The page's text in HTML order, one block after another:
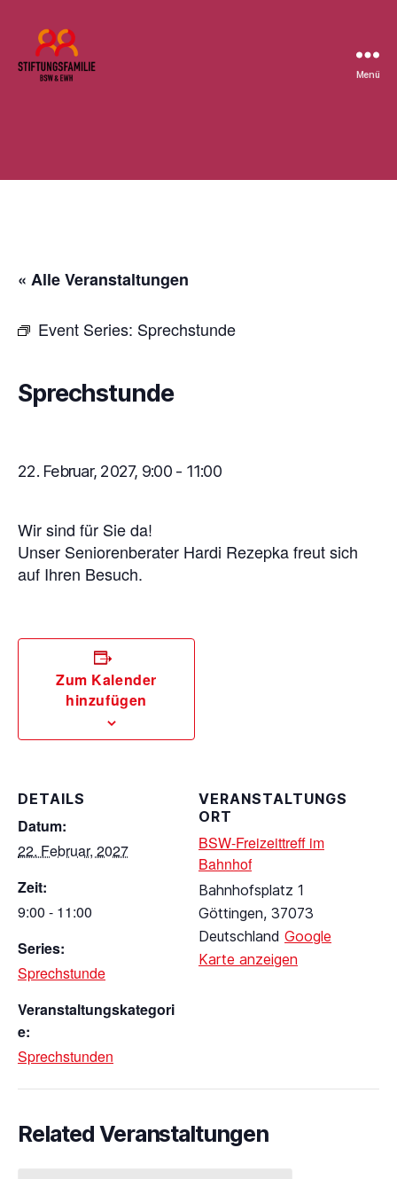
Menü
« Alle Veranstaltungen
Event Series: Sprechstunde
Sprechstunde
22. Februar, 2027, 9:00- 11:00
Wir sind für Sie da!
Unser Seniorenberater Hardi Rezepka freut sich
auf Ihren Besuch.
Zum Kalender
hinzufügen
DETAILS
Datum:
22. Februar, 2027
Zeit:
9:00 - 11:00
Series:
Sprechstunde
Veranstaltungskategori
e:
Sprechstunden
VERANSTALTUNGS
ORT
BSW-Freizeittreff im
Bahnhof
Bahnhofsplatz 1
Göttingen, 37073
Deutschland Google
Karte anzeigen
Related Veranstaltungen